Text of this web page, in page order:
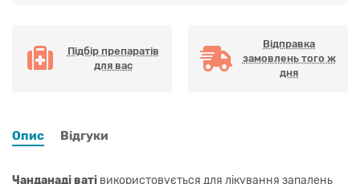
Підбір препаратів
для вас
Відправка
замовлень того ж
дня
Опис Відгуки
Чанданаді ваті використовується для лікування запалень